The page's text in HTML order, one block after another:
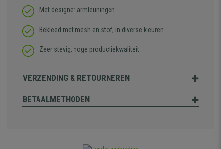
Met designer armleuningen
Bekleed met mesh en stof, in diverse kleuren
Zeer stevig, hoge productiekwaliteit
VERZENDING & RETOURNEREN
BETAALMETHODEN